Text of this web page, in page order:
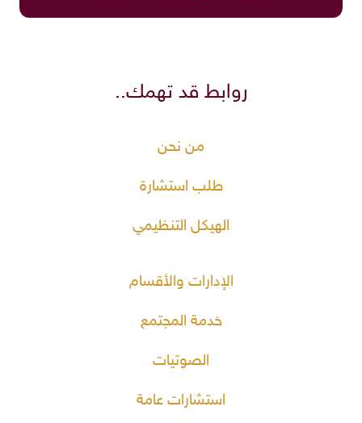
روابط قد تهمك..
من نحن
طلب استشارة
الهيكل التنظيمي
الإدارات والأقسام
خدمة المجتمع
الصوتيات
استشارات عامة